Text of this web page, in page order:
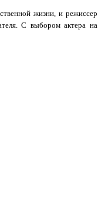
жизни, и режиссер
С выбором актера на